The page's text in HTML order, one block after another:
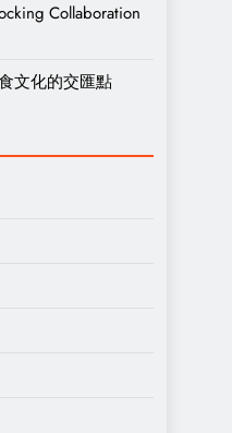
Collaboration
文化的交匯點